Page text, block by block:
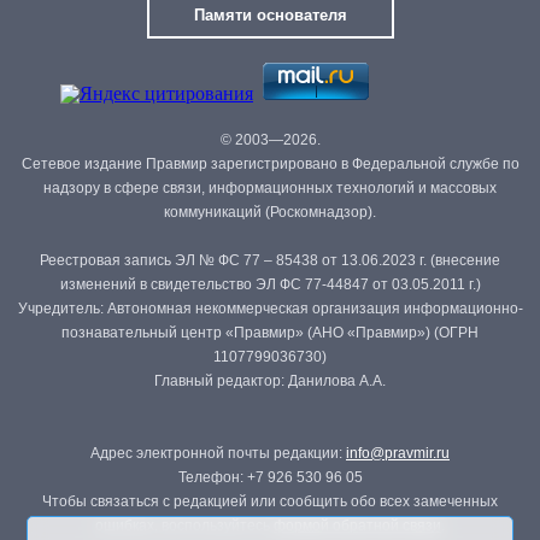
Памяти основателя
© 2003—2026.
Сетевое издание Правмир зарегистрировано в Федеральной службе по
надзору в сфере связи, информационных технологий и массовых
коммуникаций (Роскомнадзор).
Реестровая запись ЭЛ № ФС 77 – 85438 от 13.06.2023 г. (внесение
изменений в свидетельство ЭЛ ФС 77-44847 от 03.05.2011 г.)
Учредитель: Автономная некоммерческая организация информационно-
познавательный центр «Правмир» (АНО «Правмир») (ОГРН
1107799036730)
Главный редактор: Данилова А.А.
Адрес электронной почты редакции: info@pravmir.ru
Телефон: +7 926 530 96 05
Чтобы связаться с редакцией или сообщить обо всех замеченных